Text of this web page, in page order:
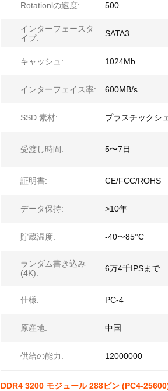
Rotationlの速度: 500
インターフェースタ
イプ:
SATA3
キャッシュ: 1024Mb
インターフェイス率: 600MB/s
SSD 素材: プラスチックシ
受渡し時間: 5〜7日
証明書: CE/FCC/ROHS
データ保持: >10年
貯蔵温度: -40〜85°C
ランダム書き込み
(4K):
6万4千IPSまで
仕様: PC-4
原産地: 中国
供給の能力: 12000000
DDR4 3200 モジュール 288ピン (PC4-